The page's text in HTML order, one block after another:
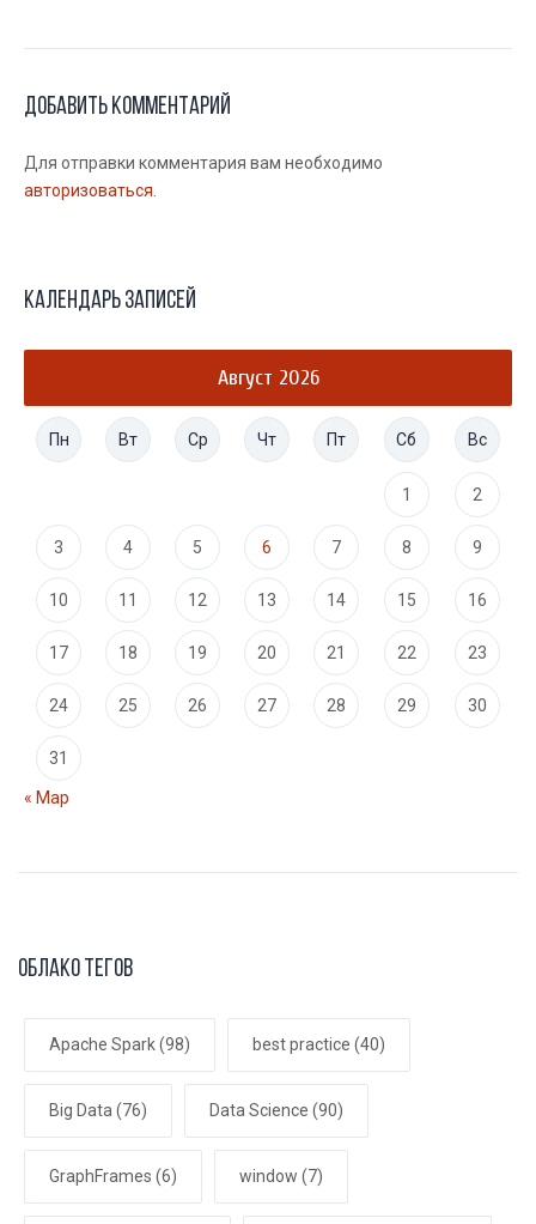
Добавить комментарий
Для отправки комментария вам необходимо
авторизоваться
Календарь записей
Август 2026
Пн Вт Ср Чт Пт Сб Вс
1 2
3 4 5 6 7 8 9
10 11 12 13 14 15 16
17 18 19 20 21 22 23
24 25 26 27 28 29 30
31
« Мар
Облако тегов
Apache Spark(98) best practice (40)
Big Data (76) Data Science (90)
GraphFrames (6) window (7)